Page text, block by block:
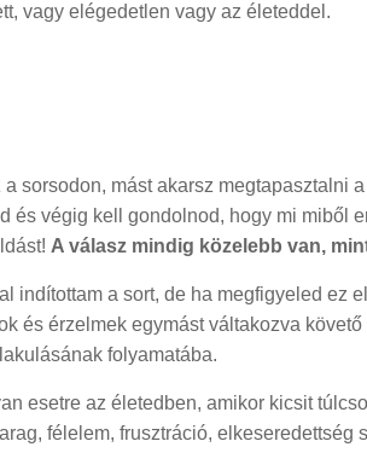
vagy elégedetlen vagy az életeddel.
sorsodon, mást akarsz megtapasztalni
és végig kell gondolnod, hogy mi miből
A válasz mindig közelebb van,
indítottam a sort, de ha megfigyeled ez
és érzelmek egymást váltakozva
folyamatába.
esetre az életedben, amikor kicsit
félelem, frusztráció,